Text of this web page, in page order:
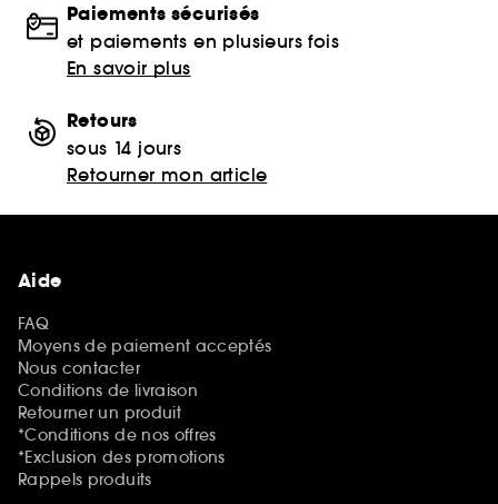
Paiements sécurisés
et paiements en plusieurs fois
En savoir plus
Retours
sous 14 jours
Retourner mon article
Aide
FAQ
Moyens de paiement acceptés
Nous contacter
Conditions de livraison
Retourner un produit
*Conditions de nos offres
*Exclusion des promotions
Rappels produits